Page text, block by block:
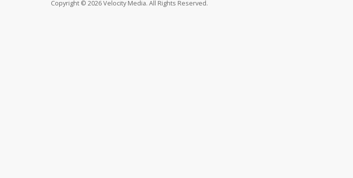
Copyright © 2026 Velocity Media. All Rights Reserved.